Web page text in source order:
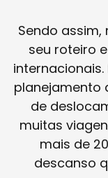
Sendo
seu roteiro
planejamento
de
muitas
mais de
descanso